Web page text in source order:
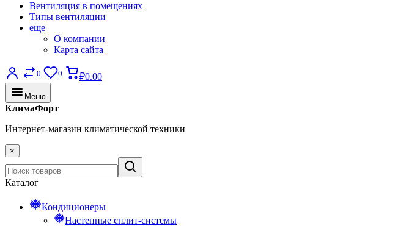
Вентиляция в помещениях
Типы вентиляции
еще
О компании
Карта сайта
0 0 ₽0.00
Меню
КлимаФорт
Интернет-магазин климатической техники
×
Каталог
Кондиционеры
Настенные сплит-системы